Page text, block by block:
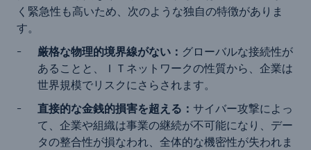
く緊急性も高いため、次のような独自の特徴がありま
す。
厳格な物理的境界線がない： グローバルな接続性が
あることと、ＩＴネットワークの性質から、企業は
世界規模でリスクにさらされます。
直接的な金銭的損害を超える： サイバー攻撃によっ
て、企業や組織は事業の継続が不可能になり、デー
タの整合性が損なわれ、全体的な機密性が失われま